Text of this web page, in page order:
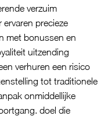
verzuim
precieze
met bonussen en
uitzending
verhuren een risico
tot traditionele
onmiddellijke
doel die